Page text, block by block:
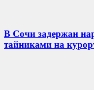
В Сочи задержан
тайниками на